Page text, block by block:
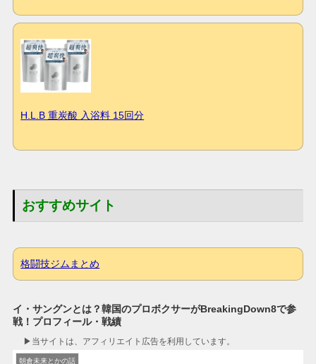
H.L.B 重炭酸 入浴料 15回分
おすすめサイト
格闘技ジムまとめ
イ・サングンとは？韓国のプロボクサーがBreakingDown8で参
戦！プロフィール・戦績
▶︎当サイトは、アフィリエイト広告を利用しています。
朝倉未来とかの話